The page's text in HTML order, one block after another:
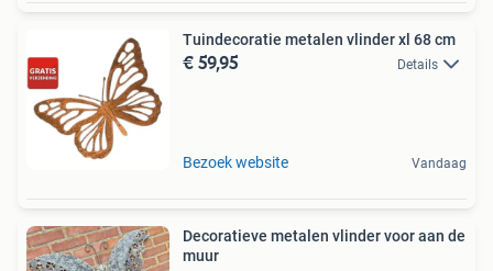
Tuindecoratie metalen vlinder xl 68 cm
€ 59,95 Details
Bezoek website Vandaag
Decoratieve metalen vlinder voor aan de
muur